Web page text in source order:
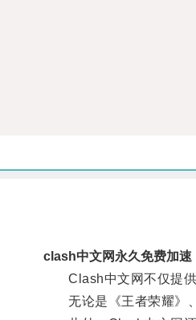
clash中文网永久免费加速
Clash中文网不仅提供
无论是《王者荣耀》、